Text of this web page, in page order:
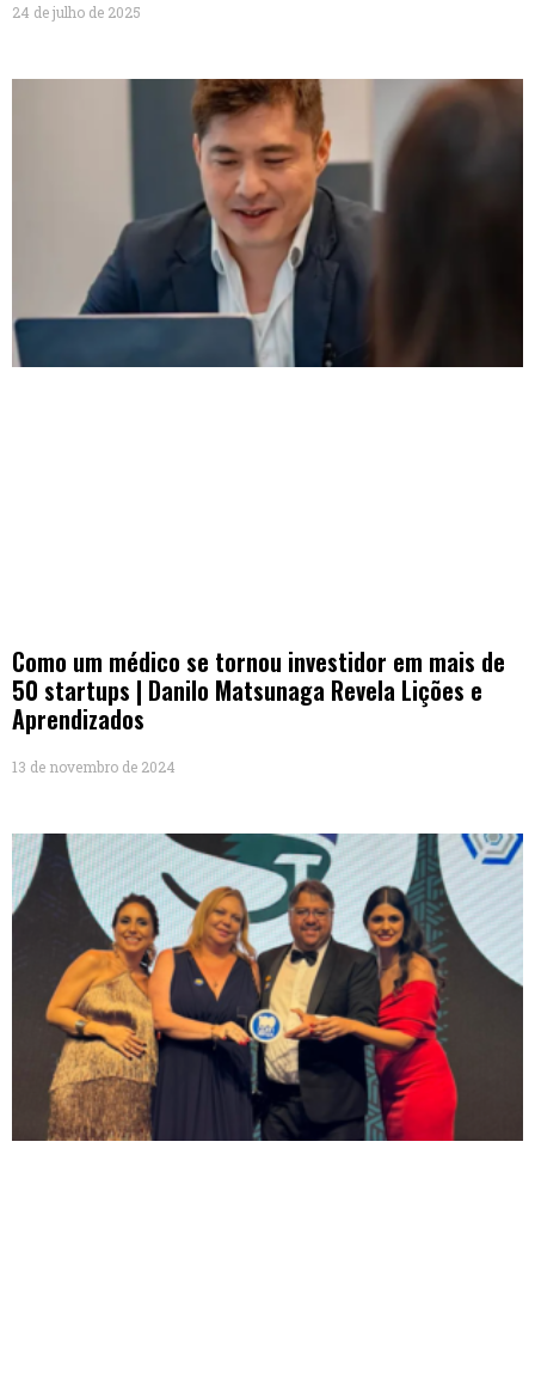
24 de julho de 2025
Como um médico se tornou investidor em mais de
50 startups | Danilo Matsunaga Revela Lições e
Aprendizados
13 de novembro de 2024